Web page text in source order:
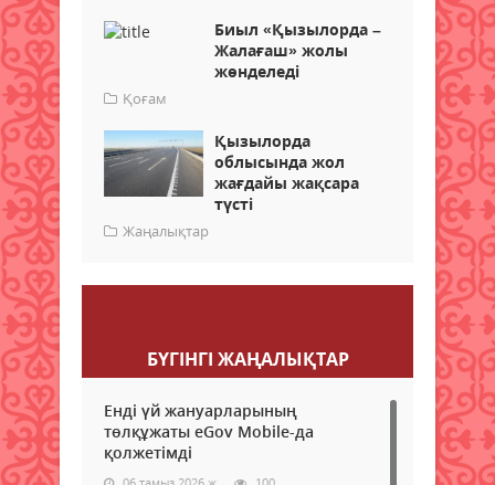
Биыл «Қызылорда –
Жалағаш» жолы
жөнделеді
Қоғам
Қызылорда
облысында жол
жағдайы жақсара
түсті
Жаңалықтар
БҮГІНГI ЖАҢАЛЫҚТАР
Енді үй жануарларының
төлқұжаты eGov Mobile-да
қолжетімді